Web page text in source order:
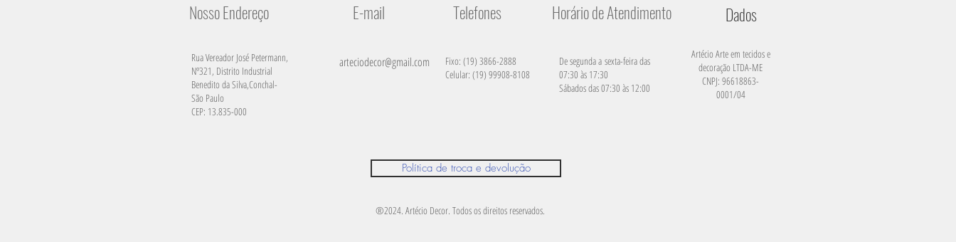
Nosso Endereço
Rua Vereador José Petermann,
Nº321, Distrito Industrial
Benedito da Silva,Conchal-
São Paulo
CEP: 13.835-000
E-mail Telefones Horário de Atendimento Dados
arteciodecor@gmail.com
Fixo: (19) 3866-2888
Celular: (19) 99908-8108
De segunda a sexta-feira das
07:30 às 17:30
Sábados das 07:30 às 12:00
Artécio Arte em tecidos e
decoração LTDA-ME
CNPJ: 96618863-
0001/04
Política de troca e devolução
®2024. Artécio Decor. Todos os direitos reservados.